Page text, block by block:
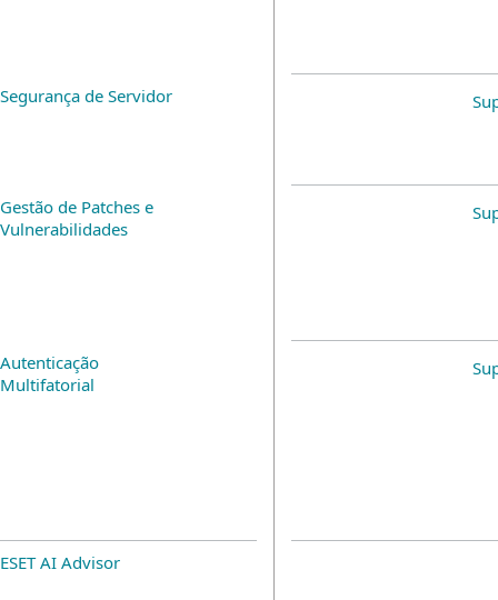
Segurança de Servidor
Gestão de Patches e
Vulnerabilidades
Autenticação
Multifatorial
ESET AI Advisor